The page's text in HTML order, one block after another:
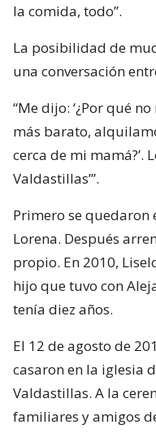
la comida, todo”.
La posibilidad de
una conversación
“Me dijo: ‘¿Por qué
más barato,
cerca de mi mamá?’.
Valdastillas’”.
Primero se quedaron
Lorena. Después
propio. En 2010,
hijo que tuvo con
tenía diez años.
El 12 de agosto de
casaron en la iglesia
Valdastillas. A la
familiares y amigos